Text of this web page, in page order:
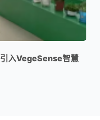
入VegeSense智慧